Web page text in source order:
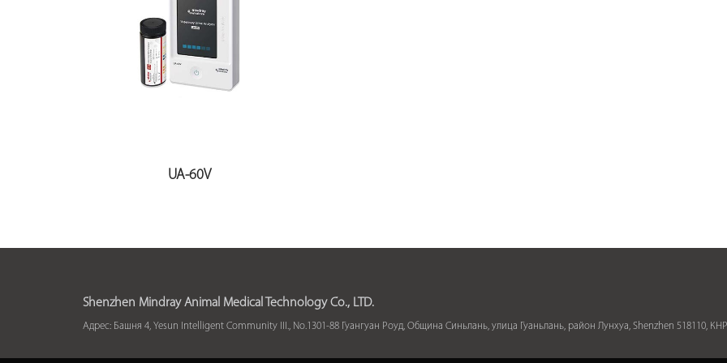
UA-60V
Shenzhen Mindray Animal Medical Technology Co., LTD.
Адрес: Башня 4, Yesun Intelligent Community III., No.1301-88 Гуангуан Роуд, Община Синьлань, улица Гуаньлань, район Лунхуа, Shenzhen 518110, КНР